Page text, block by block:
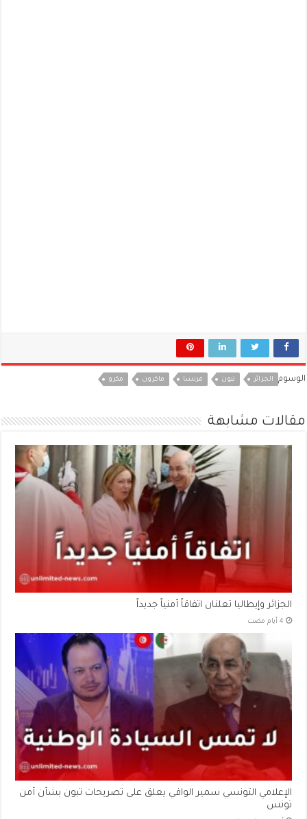
الوسوم الجزائر تبون فرنسا ماكرون مكرو
مقالات مشابهة
الجزائر وإيطاليا تعلنان اتفاقاً أمنياً جديداً
الإعلامي التونسي سمير الوافي يعلق على تصريحات تبون بشأن أمن
تونس